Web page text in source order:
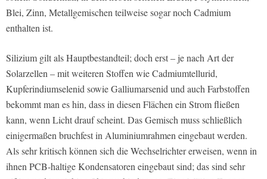
Blei, Zinn, Metallgemischen teilweise sogar noch Cadmium
enthalten ist.
Silizium gilt als Hauptbestandteil; doch erst – je nach Art der
Solarzellen – mit weiteren Stoffen wie Cadmiumtellurid,
Kupferindiumselenid sowie Galliumarsenid und auch Farbstoffen
bekommt man es hin, dass in diesen Flächen ein Strom fließen
kann, wenn Licht drauf scheint. Das Gemisch muss schließlich
einigermaßen bruchfest in Aluminiumrahmen eingebaut werden.
Als sehr kritisch können sich die Wechselrichter erweisen, wenn in
ihnen PCB-haltige Kondensatoren eingebaut sind; das sind sehr